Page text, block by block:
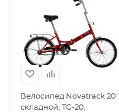
Велосипед Novatrack 20"
складной, TG-20,